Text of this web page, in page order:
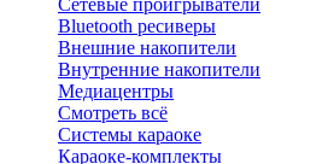
Сетевые проигрыватели
Bluetooth ресиверы
Внешние накопители
Внутренние накопители
Медиацентры
Смотреть всё
Системы караоке
Караоке-комплекты